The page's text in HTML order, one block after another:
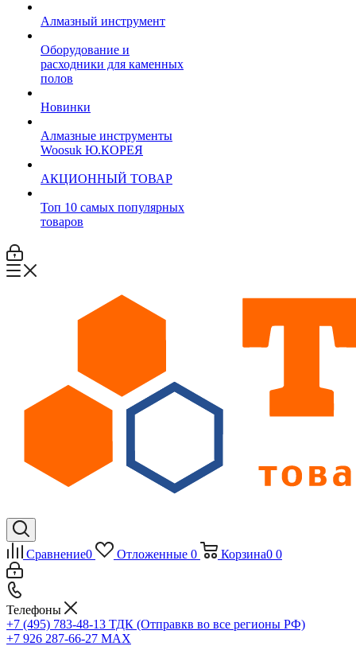
Алмазный инструмент
Оборудование и
расходники для каменных
полов
Новинки
Алмазные инструменты
Woosuk Ю.КОРЕЯ
АКЦИОННЫЙ ТОВАР
Топ 10 самых популярных
товаров
Сравнение0 Отложенные 0 Корзина0 0
Телефоны
+7 (495) 783-48-13 ТДК (Отправкв во все регионы РФ)
+7 926 287-66-27 МАХ